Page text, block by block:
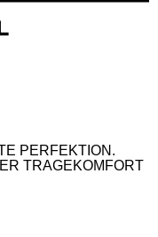
PERFEKTION.
TRAGEKOMFORT